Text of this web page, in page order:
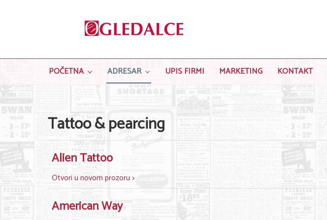
POČETNA ADRESAR UPIS FIRMI MARKETING KONTAKT
Tattoo & pearcing
Alien Tattoo
Otvori u novom prozoru >
American Way